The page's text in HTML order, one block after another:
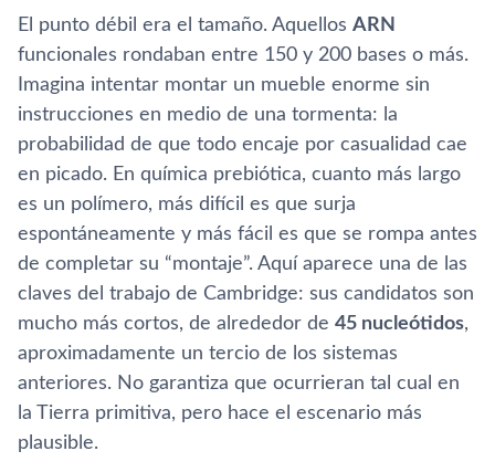
El punto débil era el tamaño. Aquellos ARN
funcionales rondaban entre 150 y 200 bases o más.
Imagina intentar montar un mueble enorme sin
instrucciones en medio de una tormenta: la
probabilidad de que todo encaje por casualidad cae
en picado. En química prebiótica, cuanto más largo
es un polímero, más difícil es que surja
espontáneamente y más fácil es que se rompa antes
de completar su “montaje”. Aquí aparece una de las
claves del trabajo de Cambridge: sus candidatos son
mucho más cortos, de alrededor de 45 nucleótidos,
aproximadamente un tercio de los sistemas
anteriores. No garantiza que ocurrieran tal cual en
la Tierra primitiva, pero hace el escenario más
plausible.